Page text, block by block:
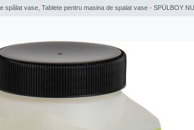
spălat vase, Tablete pentru masina de spalat vase - SPÜLBOY